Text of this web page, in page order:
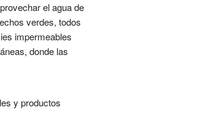
el agua de
verdes, todos
impermeables
donde las
y productos